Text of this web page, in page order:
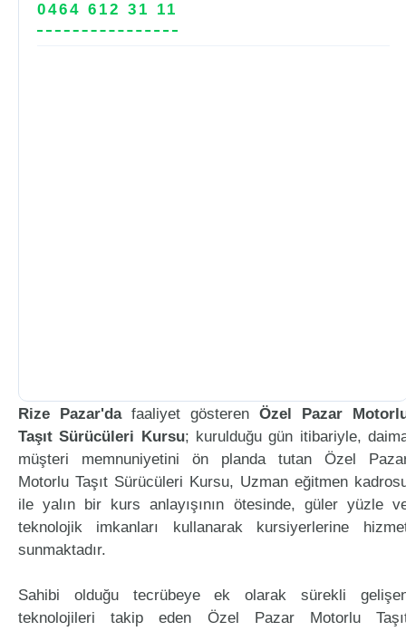
0464 612 31 11
Rize Pazar'dafaaliyet gösteren Özel Pazar
Taşıt Sürücüleri Kursu; kurulduğu gün itibariyle,
müşteri memnuniyetini ön planda tutan Özel
Motorlu Taşıt Sürücüleri Kursu, Uzman eğitmen
ile yalın bir kurs anlayışının ötesinde, güler yüzle
teknolojik imkanları kullanarak kursiyerlerine
sunmaktadır.
Sahibi olduğu tecrübeye ek olarak sürekli
teknolojileri takip eden Özel Pazar Motorlu